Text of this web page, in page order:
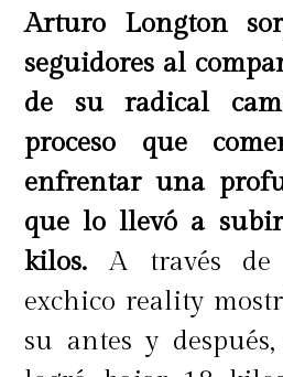
Arturo Longton
seguidores al
de su radical
proceso que
enfrentar una
que lo llevó a
kilos. A través de
exchico reality
su antes y